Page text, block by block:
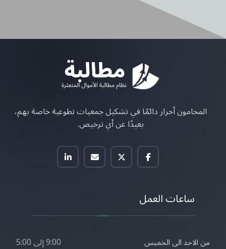
المحامون أحرار دائمًا في تشكيل جمعيات تطوعية خاصة بهم،
بعيدًا عن أي ترخيص.
ساعات العمل
من الاحد الى الخميس 9:00 إلى 5:00